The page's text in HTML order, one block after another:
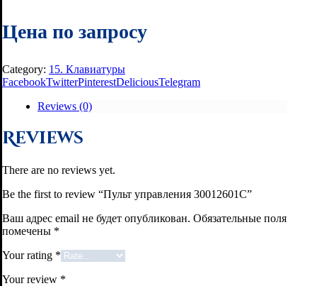
Цена по запросу
Category: 15. Клавиатуры
FacebookTwitterPinterestDeliciousTelegram
Reviews (0)
Reviews
There are no reviews yet.
Be the first to review “Пульт управления 30012601С”
Ваш адрес email не будет опубликован. Обязательные поля
помечены *
Your rating *
Your review *